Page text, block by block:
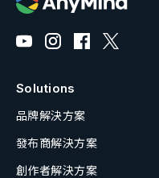
Solutions
品牌解決方案
發布商解決方案
創作者解決方案